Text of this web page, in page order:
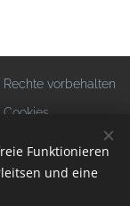
Rechte vorbehalten
Cookies
Funktionieren
und eine